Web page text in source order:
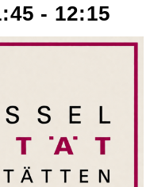
- 12:15